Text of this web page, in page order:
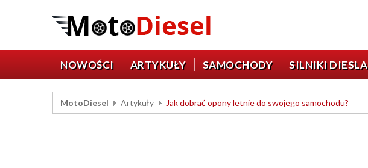
NOWOŚCI ARTYKUŁY SAMOCHODY SILNIKI DIESLA
MotoDiesel Artykuły Jak dobrać opony letnie do swojego samochodu?